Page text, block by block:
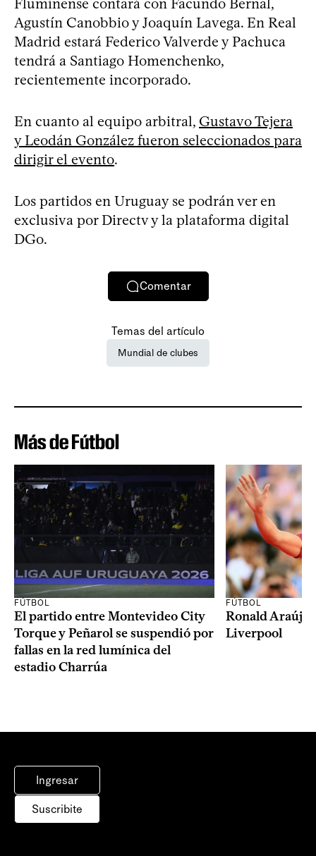
Agustín Canobbio y Joaquín Lavega. En Real
Madrid estará Federico Valverde y Pachuca
tendrá a Santiago Homenchenko,
recientemente incorporado.
En cuanto al equipo arbitral, Gustavo Tejera
y Leodán González fueron seleccionados para
dirigir el evento.
Los partidos en Uruguay se podrán ver en
exclusiva por Directv y la plataforma digital
DGo.
Comentar
Temas del artículo
Mundial de clubes
Más de Fútbol
FÚTBOL
El partido entre Montevideo City
Torque y Peñarol se suspendió por
fallas en la red lumínica del
estadio Charrúa
FÚTBOL
Ronald Araújo
Liverpool
Ingresar
Suscribite